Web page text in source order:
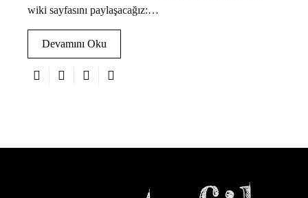
wiki sayfasını paylaşacağız:…
Devamını Oku